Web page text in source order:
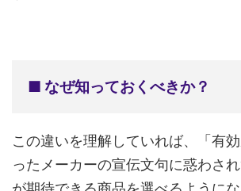
■ なぜ知っておくべきか？
この違いを理解していれば、「有
ったメーカーの宣伝文句に惑わさ